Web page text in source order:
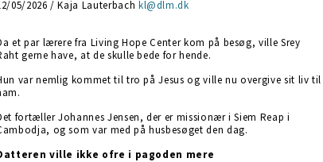
05/2026 / Kaja Lauterbach kl@dlm.dk
et par lærere fra Living Hope Center kom på besøg, ville Srey
gerne have, at de skulle bede for hende.
var nemlig kommet til tro på Jesus og ville nu overgive sit liv til
fortæller Johannes Jensen, der er missionær i Siem Reap i
og som var med på husbesøget den dag.
ville ikke ofre i pagoden mere